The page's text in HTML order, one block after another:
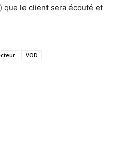
que le client sera écouté et
VOD